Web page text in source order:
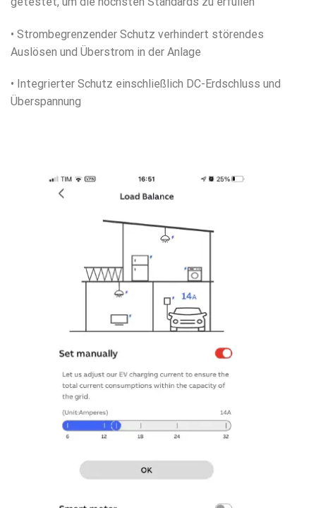
• Strombegrenzender Schutz verhindert störendes
Auslösen und Überstrom in der Anlage
• Integrierter Schutz einschließlich DC-Erdschluss und
Überspannung